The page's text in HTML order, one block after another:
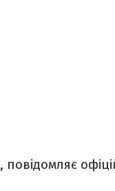
, повідомляє